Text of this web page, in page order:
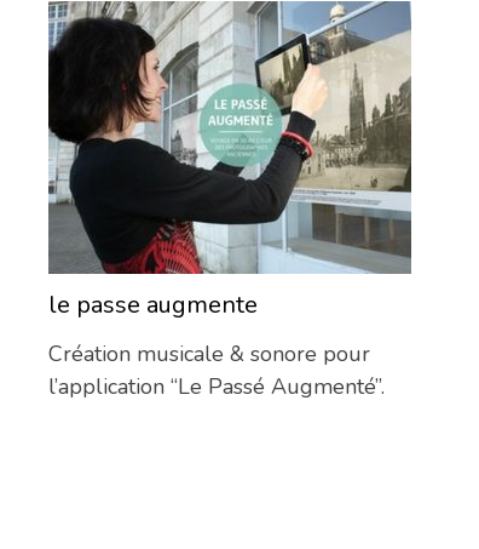
le passe augmente
Création musicale & sonore pour
l’application “Le Passé Augmenté”.